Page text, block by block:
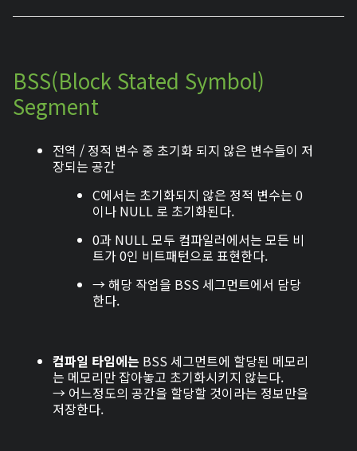
BSS(Block Stated Symbol)
Segment
전역 / 정적 변수 중 초기화 되지 않은 변수들이 저
장되는 공간
C에서는 초기화되지 않은 정적 변수는 0
이나 NULL 로 초기화된다.
0과 NULL 모두 컴파일러에서는 모든 비
트가 0인 비트패턴으로 표현한다.
→ 해당 작업을 BSS 세그먼트에서 담당
한다.
컴파일 타임에는 BSS 세그먼트에 할당된 메모리
는 메모리만 잡아놓고 초기화시키지 않는다.
→ 어느정도의 공간을 할당할 것이라는 정보만을
저장한다.